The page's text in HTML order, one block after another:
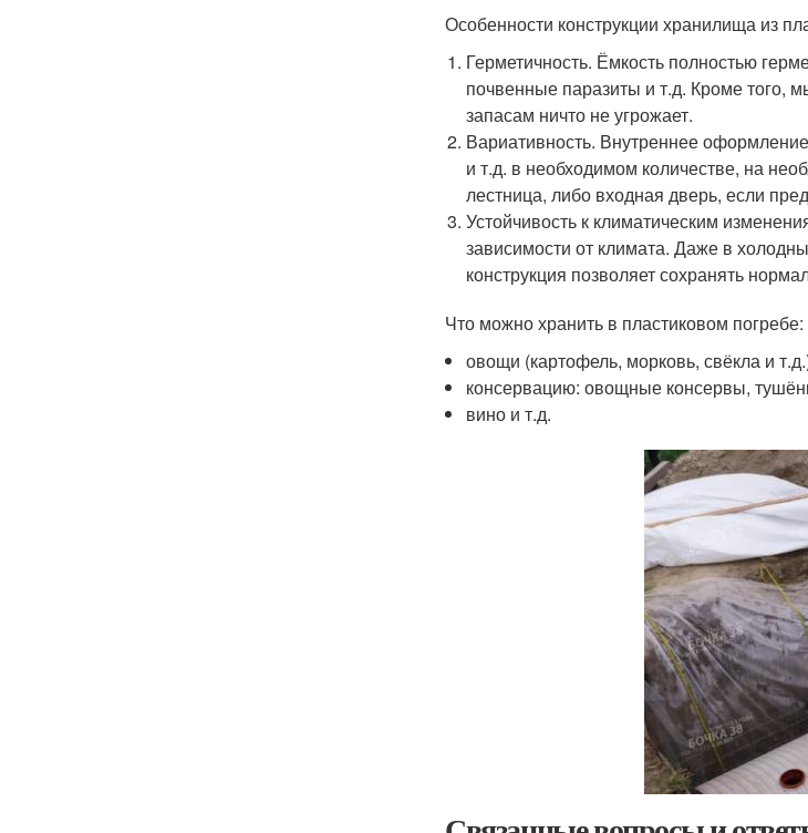
Особенности конструкции хранилища из
Герметичность. Ёмкость полностью
почвенные паразиты и т.д. Кроме того,
запасам ничто не угрожает.
Вариативность. Внутреннее
и т.д. в необходимом количестве, на
лестница, либо входная дверь, если
Устойчивость к климатическим
зависимости от климата. Даже в
конструкция позволяет сохранять
Что можно хранить в пластиковом погребе:
овощи (картофель, морковь, свёкла и
консервацию: овощные консервы,
вино и т.д.